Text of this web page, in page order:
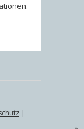
.
|